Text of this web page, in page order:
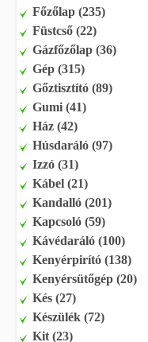
Főzőlap (235)
Füstcső (22)
Gázfőzőlap (36)
Gép (315)
Gőztisztító (89)
Gumi (41)
Ház (42)
Húsdaráló (97)
Izzó (31)
Kábel (21)
Kandalló (201)
Kapcsoló (59)
Kávédaráló (100)
Kenyérpirító (138)
Kenyérsütőgép (20)
Kés (27)
Készülék (72)
Kit (23)